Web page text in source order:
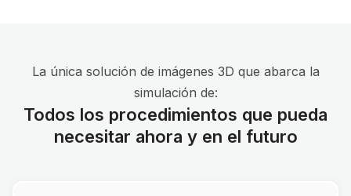
La única solución de imágenes 3D que abarca la
simulación de:
Todos los procedimientos que pueda
necesitar ahora y en el futuro